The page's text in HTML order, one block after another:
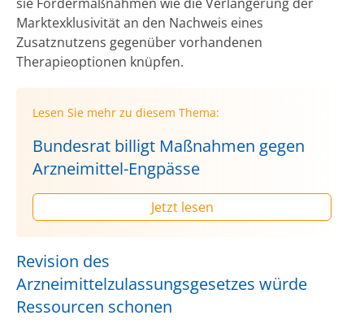
Marktexklusivität an den Nachweis eines
Zusatznutzens gegenüber vorhandenen
Therapieoptionen knüpfen.
Lesen Sie mehr zu diesem Thema:
Bundesrat billigt Maßnahmen gegen
Arzneimittel-Engpässe
Jetzt lesen
Revision des
Arzneimittelzulassungsgesetzes würde
Ressourcen schonen